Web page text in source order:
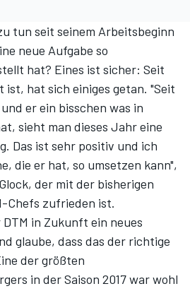
tun seit seinem Arbeitsbeginn
neue Aufgabe so
hat? Eines ist sicher: Seit
hat sich einiges getan. "Seit
er ein bisschen was in
sieht man dieses Jahr eine
Das ist sehr positiv und ich
die er hat, so umsetzen kann",
der mit der bisherigen
Chefs zufrieden ist.
in Zukunft ein neues
glaube, dass das der richtige
der größten
in der Saison 2017 war wohl